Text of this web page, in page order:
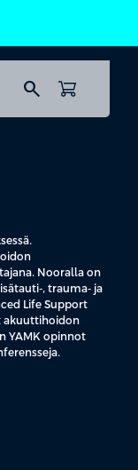
search
Nooralla on
, trauma- ja
Life Support
akuuttihoidon
YAMK opinnot